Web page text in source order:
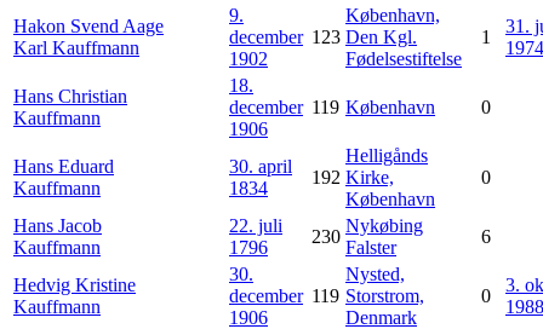
Hakon Svend Aage
Karl Kauffmann
9.
december
1902
123
København,
Den Kgl.
Fødelsestiftelse
1
31.
1974
Hans Christian
Kauffmann
18.
december
1906
119 København 0
Hans Eduard
Kauffmann
30. april
1834
192
Helligånds
Kirke,
København
0
Hans Jacob
Kauffmann
22. juli
1796
230
Nykøbing
Falster
6
Hedvig Kristine
Kauffmann
30.
december
1906
119
Nysted,
Storstrom,
Denmark
0
3.
1988